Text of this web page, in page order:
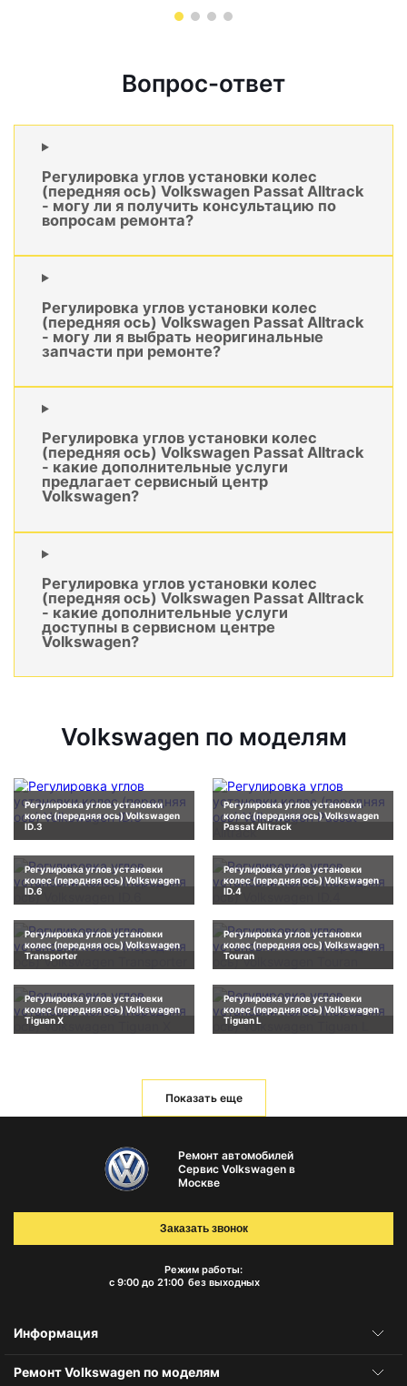
Вопрос-ответ
Регулировка углов установки колес
(передняя ось) Volkswagen Passat Alltrack
- могу ли я получить консультацию по
вопросам ремонта?
Регулировка углов установки колес
(передняя ось) Volkswagen Passat Alltrack
- могу ли я выбрать неоригинальные
запчасти при ремонте?
Регулировка углов установки колес
(передняя ось) Volkswagen Passat Alltrack
- какие дополнительные услуги
предлагает сервисный центр
Volkswagen?
Регулировка углов установки колес
(передняя ось) Volkswagen Passat Alltrack
- какие дополнительные услуги
доступны в сервисном центре
Volkswagen?
Volkswagen по моделям
Регулировка углов установки
колес (передняя ось) Volkswagen
ID.3
Регулировка углов установки
колес (передняя ось) Volkswagen
Passat Alltrack
Регулировка углов установки
колес (передняя ось) Volkswagen
ID.6
Регулировка углов установки
колес (передняя ось) Volkswagen
ID.4
Регулировка углов установки
колес (передняя ось) Volkswagen
Transporter
Регулировка углов установки
колес (передняя ось) Volkswagen
Touran
Регулировка углов установки
колес (передняя ось) Volkswagen
Tiguan X
Регулировка углов установки
колес (передняя ось) Volkswagen
Tiguan L
Показать еще
Ремонт автомобилей
Сервис Volkswagen в
Москве
Режим работы:
с 9:00 до 21:00 без выходных
Заказать звонок
Информация
Ремонт Volkswagen по моделям